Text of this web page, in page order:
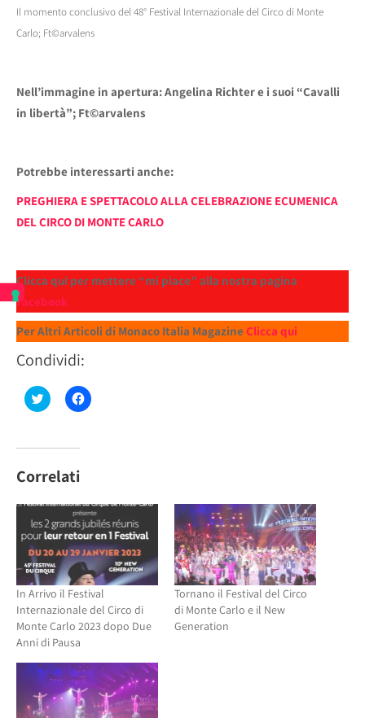
Il momento conclusivo del 48° Festival Internazionale del Circo di Monte
Carlo; Ft©arvalens
Nell’immagine in apertura: Angelina Richter e i suoi “Cavalli
in libertà”; Ft©arvalens
Potrebbe interessarti anche:
PREGHIERA E SPETTACOLO ALLA CELEBRAZIONE ECUMENICA
DEL CIRCO DI MONTE CARLO
Clicca qui per mettere “mi piace” alla nostra pagina
Facebook
Per Altri Articoli di Monaco Italia Magazine Clicca qui
Condividi:
Fai
clic
su
(Si
apre
una
nuova
finestra)
Fai
clic
nuova
finestra)
Correlati
In Arrivo il Festival
Internazionale del Circo di
Monte Carlo 2023 dopo Due
Anni di Pausa
Tornano il Festival del Circo
di Monte Carlo e il New
Generation